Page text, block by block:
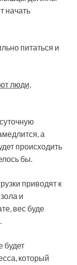
начать
питаться и
люди,
а
происходить
бы.
приводят к
и
вес буде
будет
который